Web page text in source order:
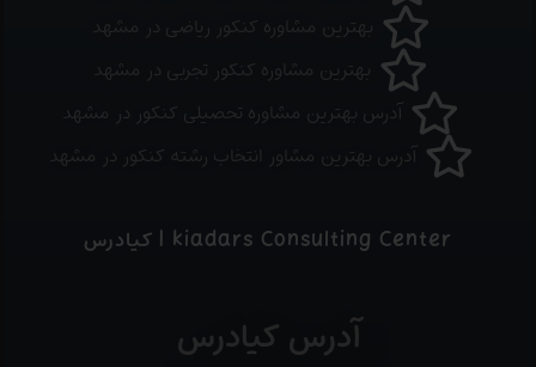
بهترین مشاوره کنکور ریاضی در مشهد
بهترین مشاوره کنکور تجربی در مشهد
آدرس بهترین مشاوره تحصیلی کنکور در مشهد
آدرس بهترین مشاور انتخاب رشته کنکور در مشهد
kiadars Consulting Center | کیادرس
آدرس کیادرس